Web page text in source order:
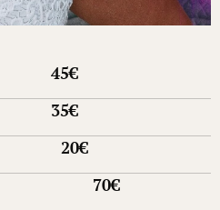
45€
35€
20€
70€